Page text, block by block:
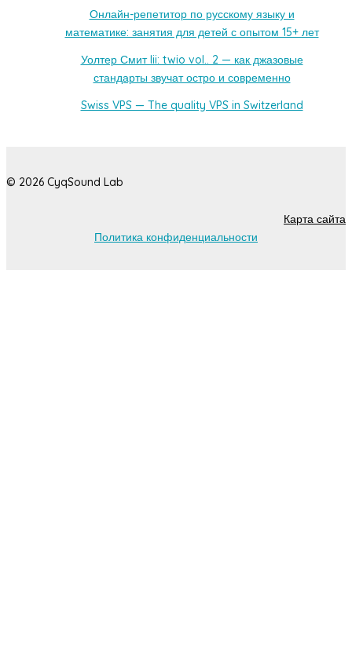
Онлайн-репетитор по русскому языку и
математике: занятия для детей с опытом 15+ лет
Уолтер Смит Iii: twio vol.. 2 — как джазовые
стандарты звучат остро и современно
Swiss VPS — The quality VPS in Switzerland
© 2026 CyqSound Lab
Карта сайта
Политика конфиденциальности